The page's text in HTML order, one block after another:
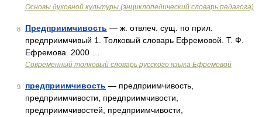
Основы духовной культуры (энциклопедический словарь педагога)
8 Предприимчивость — ж. отвлеч. сущ. по прил.
предприимчивый 1. Толковый словарь Ефремовой. Т. Ф.
Ефремова. 2000 …
Современный толковый словарь русского языка Ефремовой
9 предприимчивость — предприимчивость,
предприимчивости, предприимчивости,
предприимчивостей, предприимчивости,